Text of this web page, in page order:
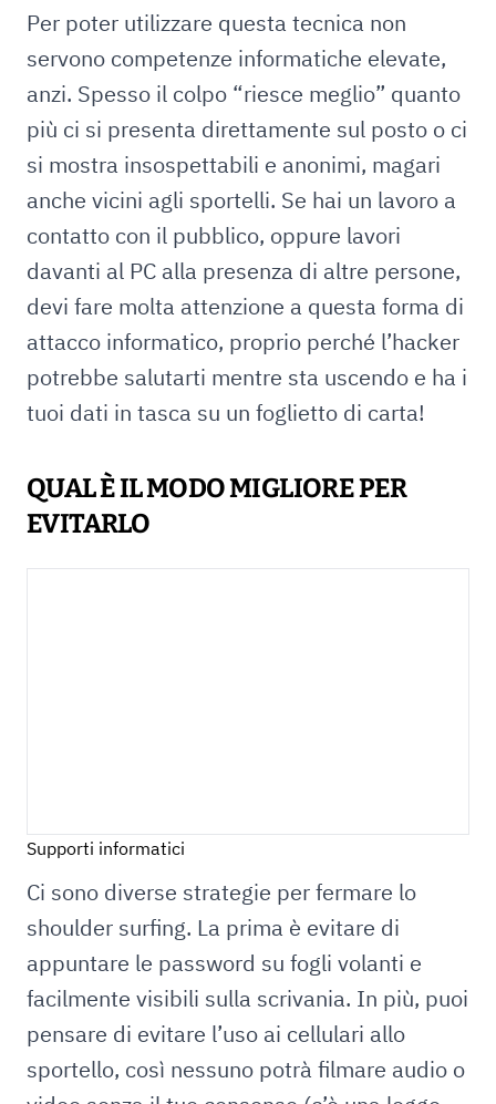
Per poter utilizzare questa tecnica non
servono competenze informatiche elevate,
anzi. Spesso il colpo “riesce meglio” quanto
più ci si presenta direttamente sul posto o ci
si mostra insospettabili e anonimi, magari
anche vicini agli sportelli. Se hai un lavoro a
contatto con il pubblico, oppure lavori
davanti al PC alla presenza di altre persone,
devi fare molta attenzione a questa forma di
attacco informatico, proprio perché l’hacker
potrebbe salutarti mentre sta uscendo e ha i
tuoi dati in tasca su un foglietto di carta!
QUAL È IL MODO MIGLIORE PER
EVITARLO
Supporti informatici
Ci sono diverse strategie per fermare lo
shoulder surfing. La prima è evitare di
appuntare le password su fogli volanti e
facilmente visibili sulla scrivania. In più, puoi
pensare di evitare l’uso ai cellulari allo
sportello, così nessuno potrà filmare audio o